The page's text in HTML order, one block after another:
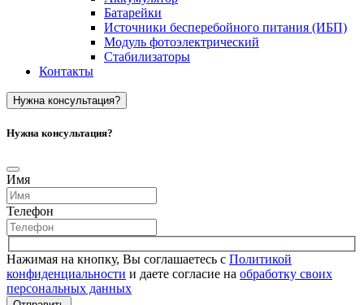
Батарейки
Источники бесперебойного питания (ИБП)
Модуль фотоэлектрический
Стабилизаторы
Контакты
Нужна консультация?
Нужна консультация?
Имя
Телефон
Нажимая на кнопку, Вы соглашаетесь с Политикой
конфиденциальности и даете согласие на обработку своих
персональных данных